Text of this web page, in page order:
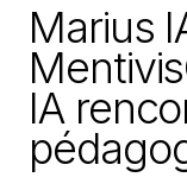
Marius
IA